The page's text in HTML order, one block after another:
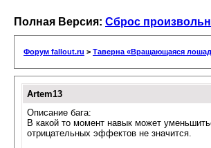
Полная Версия: Сброс
Форум fallout.ru > Таверна «Вращающаяся
Artem13
Описание бага:
В какой то момент навык может
отрицательных эффектов не значится.